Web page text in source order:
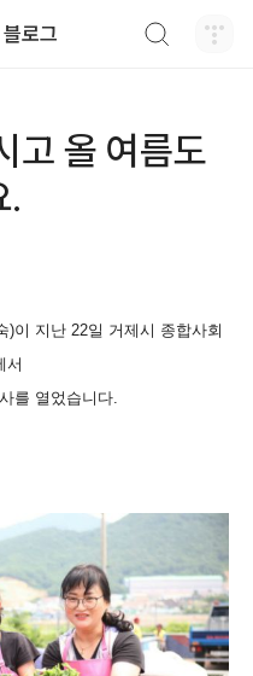
로그
고 올 여름도
.
)이 지난 22일 거제시 종합사회
서
를 열었습니다.